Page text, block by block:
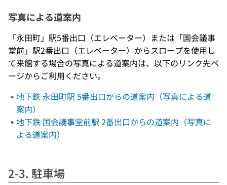
写真による道案内
「永田町」駅5番出口（エレベーター）または「国会議事
堂前」駅2番出口（エレベーター）からスロープを使用し
て来館する場合の写真による道案内は、以下のリンク先ペ
ージからご利用ください。
地下鉄 永田町駅 5番出口からの道案内（写真による道
案内）
地下鉄 国会議事堂前駅 2番出口からの道案内（写真に
よる道案内）
2-3. 駐車場